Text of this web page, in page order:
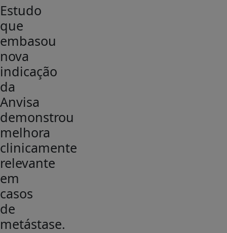
Estudo
que
embasou
nova
indicação
da
Anvisa
demonstrou
melhora
clinicamente
relevante
em
casos
de
metástase.